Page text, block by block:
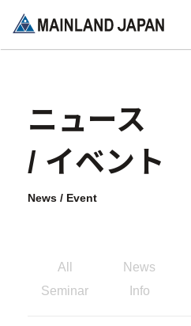
当社よりご連絡を
企業情報
- 企業理念
- 代表メッセージ
ニュース
/ イベント
News / Event
All News
Seminar
Info